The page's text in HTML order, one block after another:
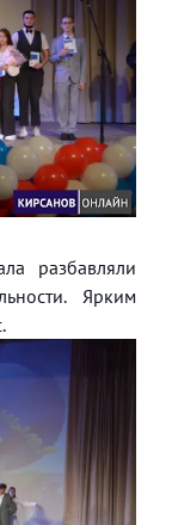
разбавляли
Ярким